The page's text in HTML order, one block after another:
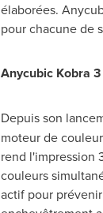
élaborées.
pour chacune de
Anycubic Kobra
Depuis son
moteur de
rend l'impression
couleurs
actif pour